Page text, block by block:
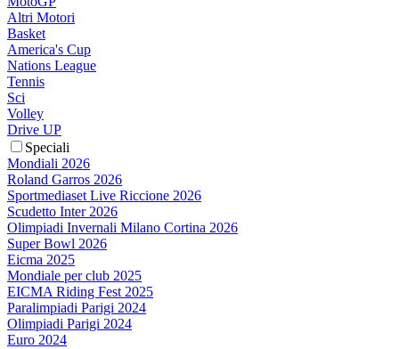
Altri Motori
Basket
America's Cup
Nations League
Tennis
Sci
Volley
Drive UP
Speciali
Mondiali 2026
Roland Garros 2026
Sportmediaset Live Riccione 2026
Scudetto Inter 2026
Olimpiadi Invernali Milano Cortina 2026
Super Bowl 2026
Eicma 2025
Mondiale per club 2025
EICMA Riding Fest 2025
Paralimpiadi Parigi 2024
Olimpiadi Parigi 2024
Euro 2024